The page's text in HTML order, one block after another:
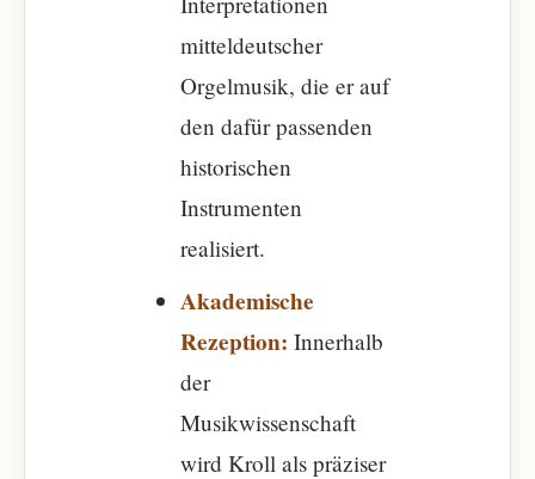
mitteldeutscher
Orgelmusik, die er auf
den dafür passenden
historischen
Instrumenten
realisiert.
Akademische
Rezeption: Innerhalb
der
Musikwissenschaft
wird Kroll als präziser